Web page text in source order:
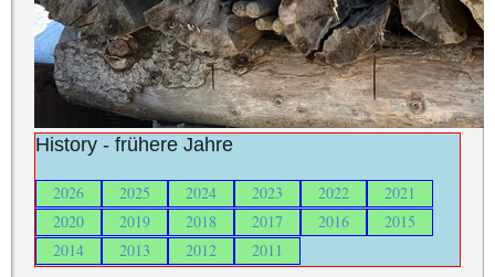
History - frühere Jahre
2026 2025 2024 2023 2022
2021
2020
2019 2018 2017 2016
2015
2014
2013 2012 2011